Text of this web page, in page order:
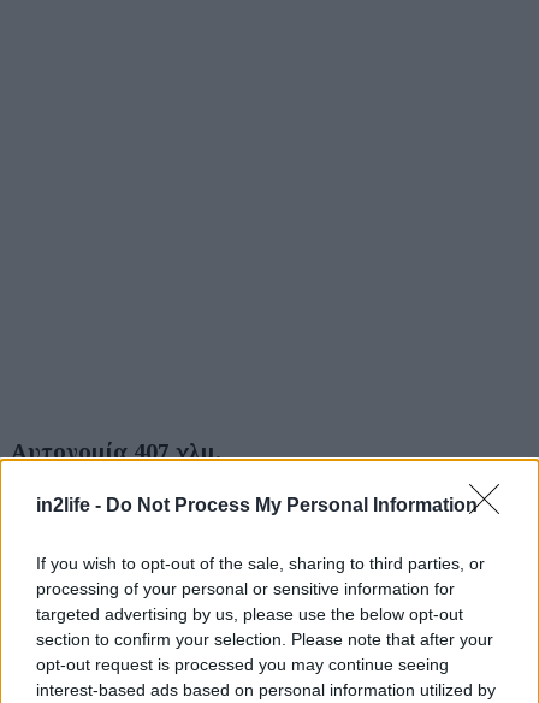
in2life - Do Not Process My Personal Information
If you wish to opt-out of the sale, sharing to third parties, or
processing of your personal or sensitive information for
targeted advertising by us, please use the below opt-out
section to confirm your selection. Please note that after your
opt-out request is processed you may continue seeing
interest-based ads based on personal information utilized by
Αυτονομία 407 χλμ.
Σημαντική είναι η αναβάθμιση και για το Opel
Mokka Electric, το οποίο γίνεται ακόμα πιο
αποδοτικό και πιο ελκυστικό. Η νέα έκδοση, με
μπαταρία 54kWh που προστίθεται στην γκάμα,
προσφέρει ηλεκτρική οδηγική απόλαυση και
αυτονομία έως 407 χλμ. Με απόδοση 156 ίππους